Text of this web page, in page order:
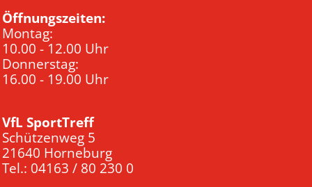
Öffnungszeiten:
Montag:
10.00 - 12.00 Uhr
Donnerstag:
16.00 - 19.00 Uhr
VfL SportTreff
Schützenweg 5
21640 Horneburg
Tel.: 04163 / 80 230 0